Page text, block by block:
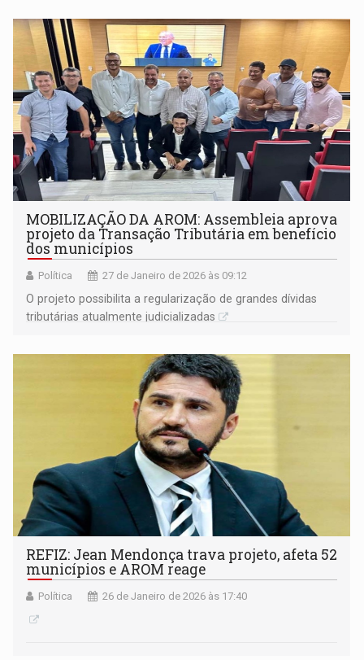
MOBILIZAÇÃO DA AROM: Assembleia aprova
projeto da Transação Tributária em benefício
dos municípios
Política 27 de Janeiro de 2026 às 09:12
O projeto possibilita a regularização de grandes dívidas
tributárias atualmente judicializadas
REFIZ: Jean Mendonça trava projeto, afeta 52
municípios e AROM reage
Política 26 de Janeiro de 2026 às 17:40